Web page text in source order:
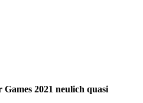
2021 neulich quasi